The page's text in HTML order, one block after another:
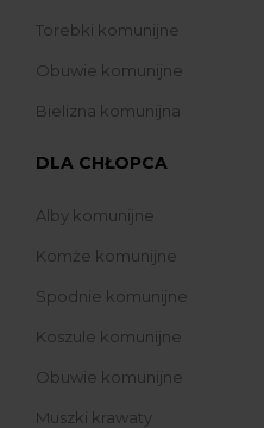
Torebki komunijne
Obuwie komunijne
Bielizna komunijna
DLA CHŁOPCA
Alby komunijne
Komże komunijne
Spodnie komunijne
Koszule komunijne
Obuwie komunijne
Muszki krawaty